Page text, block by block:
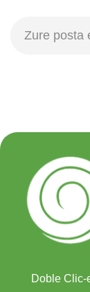
Doble Clic-